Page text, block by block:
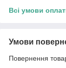
Всі умови
Умови
Повернення